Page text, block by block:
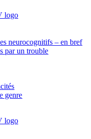
neurocognitifs – en bref
par un trouble
genre